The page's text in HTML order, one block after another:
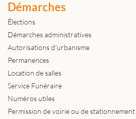
Démarches
Élections
Démarches administratives
Autorisations d'urbanisme
Permanences
Location de salles
Service Funéraire
Numéros utiles
Permission de voirie ou de stationnement